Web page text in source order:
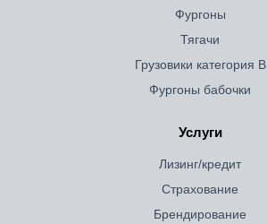
Фургоны
Тягачи
Грузовики категория B
Фургоны бабочки
Услуги
Лизинг/кредит
Страхование
Брендирование